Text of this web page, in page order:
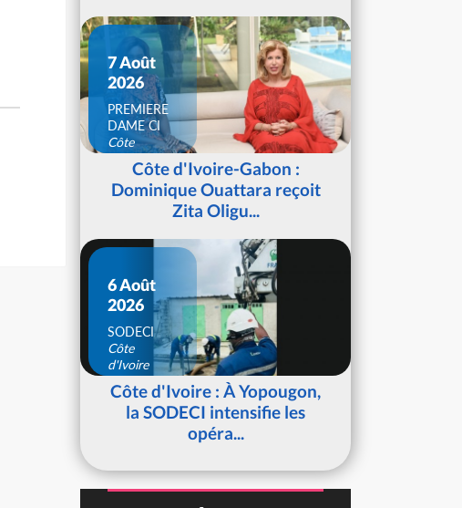
7 Août
2026
PREMIERE
DAME CI
Côte
d'IvoireCôte d'Ivoire-Gabon :
Dominique Ouattara reçoit
Zita Oligu...
6 Août
2026
SODECI
Côte
d'Ivoire
Côte d'Ivoire : À Yopougon,
la SODECI intensifie les
opéra...